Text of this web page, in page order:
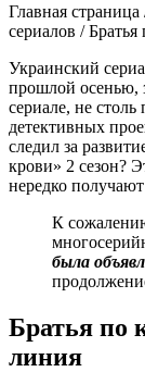
Главная
сериалов / Братья
Украинский
прошлой осенью,
сериале, не столь
детективных
следил за
крови» 2 сезон?
нередко
К
была
Братья по
линия